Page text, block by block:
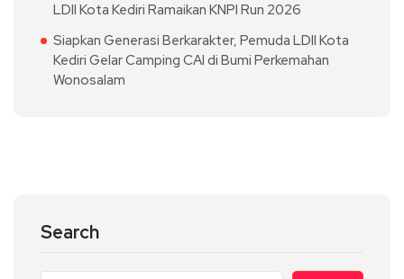
LDII Kota Kediri Ramaikan KNPI Run 2026
Siapkan Generasi Berkarakter, Pemuda LDII Kota
Kediri Gelar Camping CAI di Bumi Perkemahan
Wonosalam
Search